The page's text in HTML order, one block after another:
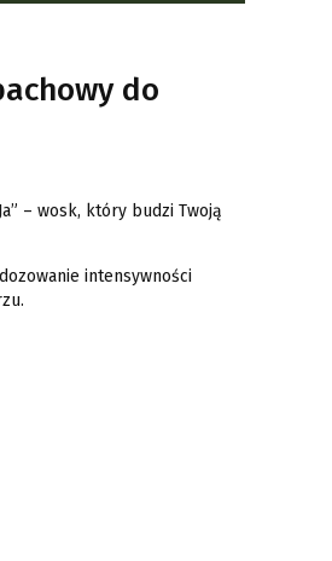
do
– wosk, który budzi Twoją
intensywności